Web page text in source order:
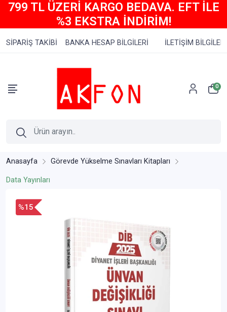
799 TL ÜZERİ KARGO BEDAVA. EFT İLE
%3 EKSTRA İNDİRİM!
SİPARİŞ TAKİBİ BANKA HESAP BİLGİLERİ İLETİŞİM BİLGİLERİ
0
Anasayfa Görevde Yükselme Sınavları Kitapları
Data Yayınları
%15